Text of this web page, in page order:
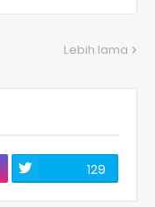
Lebih lama
129